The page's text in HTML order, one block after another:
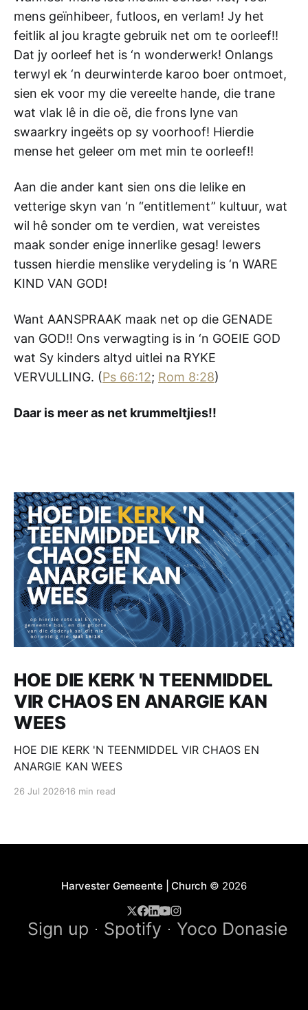
mens geïnhibeer, futloos, en verlam! Jy het
feitlik al jou kragte gebruik net om te oorleef!!
Dat jy oorleef het is ‘n wonderwerk! Onlangs
terwyl ek ‘n deurwinterde karoo boer ontmoet,
sien ek voor my die vereelte hande, die trane
wat vlak lê in die oë, die frons lyne van
swaarkry ingeëts op sy voorhoof! Hierdie
mense het geleer om met min te oorleef!!
Aan die ander kant sien ons die lelike en
vetterige skyn van ‘n “entitlement” kultuur, wat
wil hê sonder om te verdien, wat vereistes
maak sonder enige innerlike gesag! Iewers
tussen hierdie menslike verydeling is ‘n WARE
KIND VAN GOD!
Want AANSPRAAK maak net op die GENADE
van GOD!! Ons verwagting is in ‘n GOEIE GOD
wat Sy kinders altyd uitlei na RYKE
VERVULLING. (Ps 66:12; Rom 8:28)
Daar is meer as net krummeltjies!!
HOE DIE KERK 'N TEENMIDDEL
VIR CHAOS EN ANARGIE KAN
WEES
HOE DIE KERK 'N TEENMIDDEL VIR CHAOS EN
ANARGIE KAN WEES
26 Jul 2026 16 min read
Harvester Gemeente | Church © 2026
Sign up Spotify Yoco Donasie